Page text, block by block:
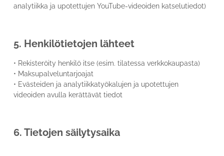
analytiikka ja upotettujen YouTube-videoiden katselutiedot)
5. Henkilötietojen lähteet
• Rekisteröity henkilö itse (esim. tilatessa verkkokaupasta)
• Maksupalveluntarjoajat
• Evästeiden ja analytiikkatyökalujen ja upotettujen
videoiden avulla kerättävät tiedot
6. Tietojen säilytysaika